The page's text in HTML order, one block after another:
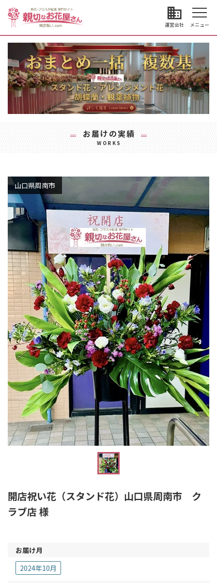
business
運営会社 メニュー
お届けの実績
WORKS
山口県周南市
開店祝い花（スタンド花）山口県周南市 ク
ラブ店 様
お届け月
2024年10月